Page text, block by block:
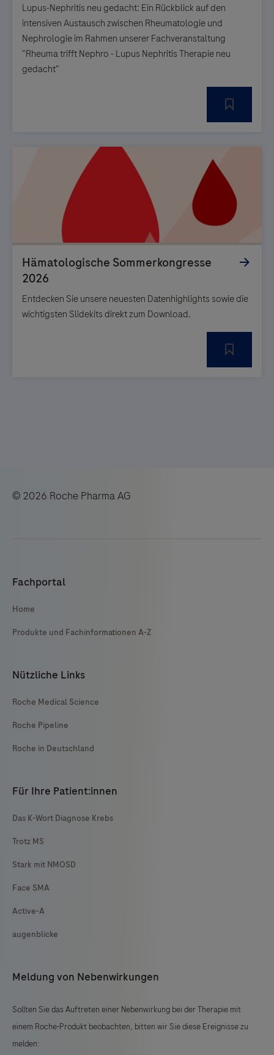
Lupus-Nephritis neu gedacht: Ein Rückblick auf den
intensiven Austausch zwischen Rheumatologie und
Nephrologie im Rahmen unserer Fachveranstaltung
"Rheuma trifft Nephro - Lupus Nephritis Therapie neu
gedacht"
Entdecken Sie unsere neuesten Datenhighlights sowie die
wichtigsten Slidekits direkt zum Download.
© 2026 Roche Pharma AG
Fachportal
Home
Produkte und Fachinformationen A-Z
Nützliche Links
Roche Medical Science
Roche Pipeline
Roche in Deutschland
Für Ihre Patient:innen
Das K-Wort Diagnose Krebs
Trotz MS
Stark mit NMOSD
Face SMA
Active-A
augenblicke
Meldung von Nebenwirkungen
Sollten Sie das Auftreten einer Nebenwirkung bei der Therapie mit
einem Roche-Produkt beobachten, bitten wir Sie diese Ereignisse zu
melden: